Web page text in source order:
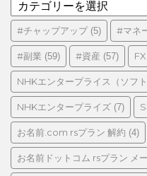
テ
ゴ
リ
ー
#チャップアップ(5) #マネ
#副業 (59) #資産 (57) FX
NHKエンタープライス（ソフト
NHKエンタープライズ (7)
お名前.com rsプラン 解約 (4)
お名前ドットコム rsプラン メ